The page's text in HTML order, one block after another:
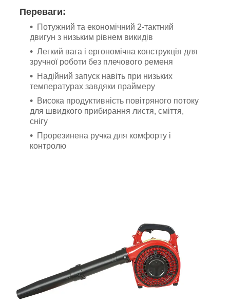
Переваги:
Потужний та економічний 2-тактний
двигун з низьким рівнем викидів
Легкий вага і ергономічна конструкція для
зручної роботи без плечового ременя
Надійний запуск навіть при низьких
температурах завдяки праймеру
Висока продуктивність повітряного потоку
для швидкого прибирання листя, сміття,
снігу
Прорезинена ручка для комфорту і
контролю